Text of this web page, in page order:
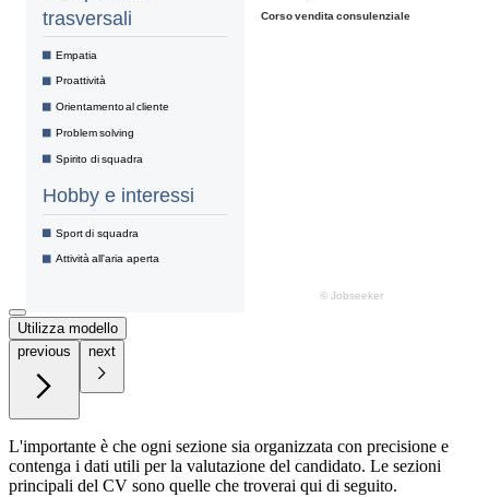
Utilizza modello
previous
next
L'importante è che ogni sezione sia organizzata con precisione e
contenga i dati utili per la valutazione del candidato. Le sezioni
principali del CV sono quelle che troverai qui di seguito.